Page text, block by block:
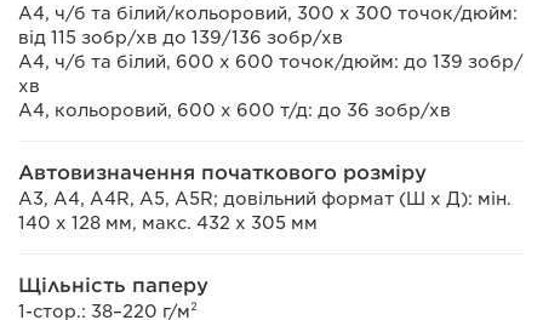
A4, ч/б та білий/кольоровий, 300 х 300 точок/дюйм:
від 115 зобр/хв до 139/136 зобр/хв
A4, ч/б та білий, 600 х 600 точок/дюйм: до 139 зобр/
хв
A4, кольоровий, 600 х 600 т/д: до 36 зобр/хв
Автовизначення початкового розміру
A3, A4, A4R, A5, A5R; довільний формат (Ш x Д): мін.
140 x 128 мм, макс. 432 x 305 мм
Щільність паперу
1-стор.: 38–220 г/м²